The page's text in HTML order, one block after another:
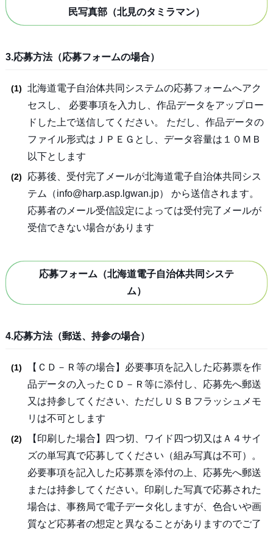
民写真部（北見のタミラマン）
3.応募方法（応募フォームの場合）
北海道電子自治体共同システムの応募フォームへアク
セスし、 必要事項を入力し、作品データをアップロー
ドした上で送信してください。 ただし、作品データの
ファイル形式はＪＰＥＧとし、データ容量は１０ＭＢ
以下とします
応募後、受付完了メールが北海道電子自治体共同シス
テム（info@harp.asp.lgwan.jp） から送信されます。
応募者のメール受信設定によっては受付完了メールが
受信できない場合があります
応募フォーム（北海道電子自治体共同システ
ム）
4.応募方法（郵送、持参の場合）
【ＣＤ－Ｒ等の場合】必要事項を記入した応募票を作
品データの入ったＣＤ－Ｒ等に添付し、応募先へ郵送
又は持参してください、ただしＵＳＢフラッシュメモ
リは不可とします
【印刷した場合】四つ切、ワイド四つ切又はＡ４サイ
ズの単写真で応募してください（組み写真は不可）。
必要事項を記入した応募票を添付の上、応募先へ郵送
または持参してください。印刷した写真で応募された
場合は、事務局で電子データ化しますが、色合いや画
質など応募者の想定と異なることがありますのでご了